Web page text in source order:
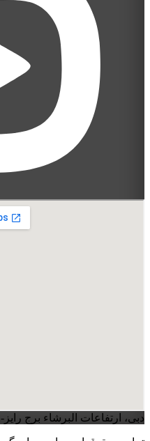
دبی، ارتفاعات البرشاء برج رایز-1، طبقه 8، املاک دبی realstate